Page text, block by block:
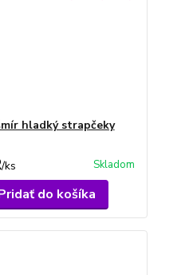
hladký strapčeky
/ks Skladom
do košíka